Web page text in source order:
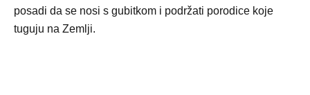
posadi da se nosi s gubitkom i podržati porodice koje
tuguju na Zemlji.